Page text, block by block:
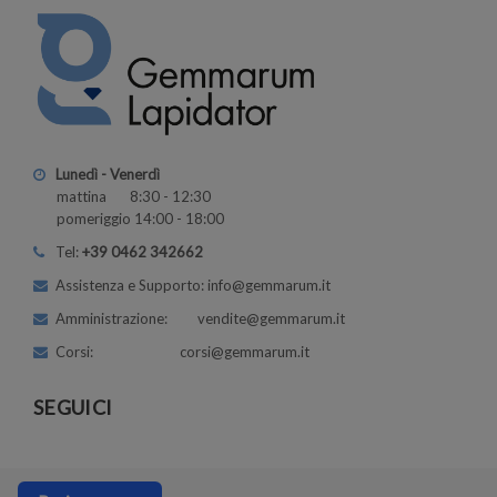
Lunedì - Venerdì
mattina 8:30 - 12:30
pomeriggio 14:00 - 18:00
Tel:+39 0462 342662
Assistenza e Supporto: info@gemmarum.it
Amministrazione: vendite@gemmarum.it
Corsi: corsi@gemmarum.it
SEGUICI